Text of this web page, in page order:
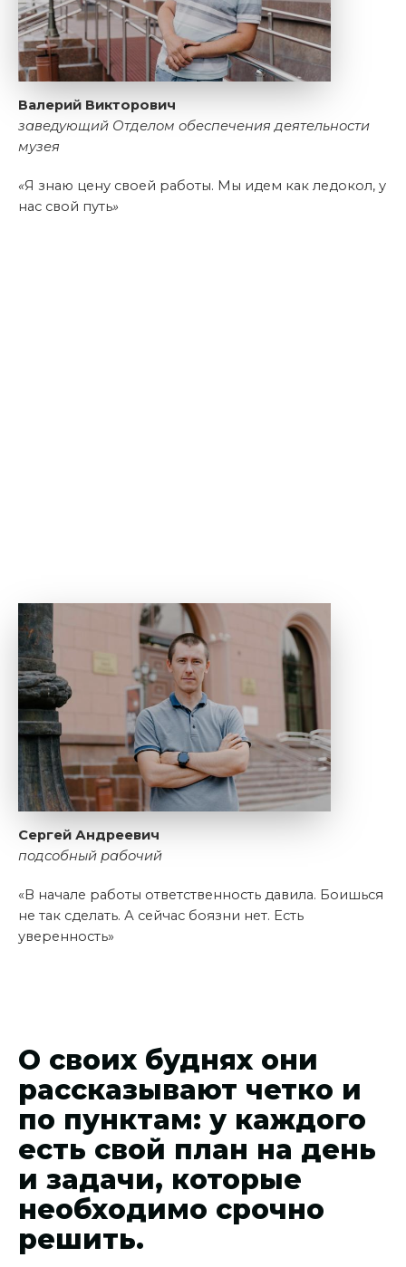
Валерий Викторович
заведующий Отделом обеспечения деятельности
музея
«Я знаю цену своей работы. Мы идем как ледокол, у
нас свой путь»
Сергей Андреевич
подсобный рабочий
«В начале работы ответственность давила. Боишься
не так сделать. А сейчас боязни нет. Есть
уверенность»
О своих буднях они
рассказывают четко и
по пунктам: у каждого
есть свой план на день
и задачи, которые
необходимо срочно
решить.